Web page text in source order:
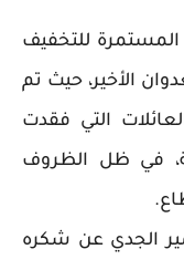
للتخفيف
الأخير، حيث تم
التي فقدت
في ظل الظروف
الجدي عن شكره